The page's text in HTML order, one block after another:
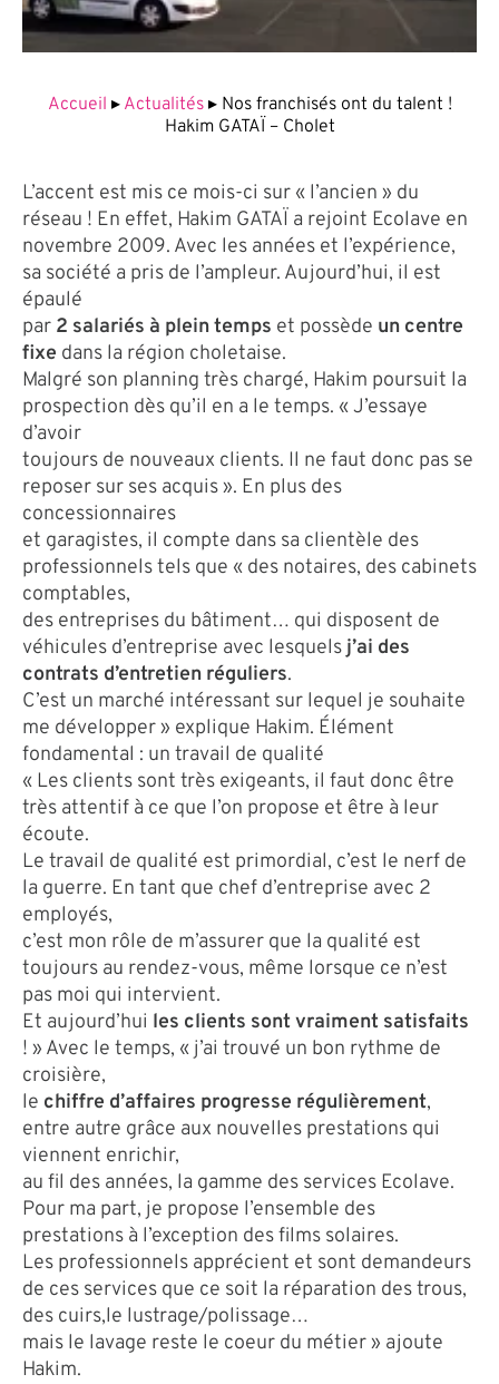
Accueil ▸ Actualités▸ Nos franchisés ont du talent !
Hakim GATAÏ – Cholet
L’accent est mis ce mois-ci sur « l’ancien » du
réseau ! En effet, Hakim GATAÏ a rejoint Ecolave en
novembre 2009. Avec les années et l’expérience,
sa société a pris de l’ampleur. Aujourd’hui, il est
épaulé
par 2 salariés à plein temps et possède un centre
fixe dans la région choletaise.
Malgré son planning très chargé, Hakim poursuit la
prospection dès qu’il en a le temps. « J’essaye
d’avoir
toujours de nouveaux clients. Il ne faut donc pas se
reposer sur ses acquis ». En plus des
concessionnaires
et garagistes, il compte dans sa clientèle des
professionnels tels que « des notaires, des cabinets
comptables,
des entreprises du bâtiment… qui disposent de
véhicules d’entreprise avec lesquelsj’ai des
contrats d’entretien réguliers.
C’est un marché intéressant sur lequel je souhaite
me développer » explique Hakim. Élément
fondamental : un travail de qualité
« Les clients sont très exigeants, il faut donc être
très attentif à ce que l’on propose et être à leur
écoute.
Le travail de qualité est primordial, c’est le nerf de
la guerre. En tant que chef d’entreprise avec 2
employés,
c’est mon rôle de m’assurer que la qualité est
toujours au rendez-vous, même lorsque ce n’est
pas moi qui intervient.
Et aujourd’hui les clients sont vraiment satisfaits
! » Avec le temps, « j’ai trouvé un bon rythme de
croisière,
le chiffre d’affaires progresse régulièrement,
entre autre grâce aux nouvelles prestations qui
viennent enrichir,
au fil des années, la gamme des services Ecolave.
Pour ma part, je propose l’ensemble des
prestations à l’exception des films solaires.
Les professionnels apprécient et sont demandeurs
de ces services que ce soit la réparation des trous,
des cuirs,le lustrage/polissage…
mais le lavage reste le coeur du métier » ajoute
Hakim.